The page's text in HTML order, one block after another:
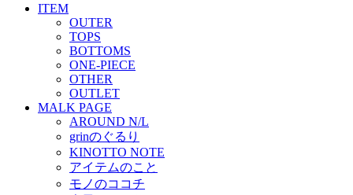
ITEM
OUTER
TOPS
BOTTOMS
ONE-PIECE
OTHER
OUTLET
MALK PAGE
AROUND N/L
grinのぐるり
KINOTTO NOTE
アイテムのこと
モノのココチ